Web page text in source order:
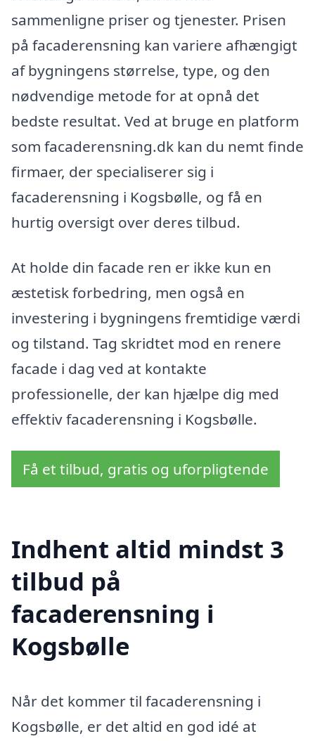
sammenligne priser og tjenester. Prisen
på facaderensning kan variere afhængigt
af bygningens størrelse, type, og den
nødvendige metode for at opnå det
bedste resultat. Ved at bruge en platform
som facaderensning.dk kan du nemt finde
firmaer, der specialiserer sig i
facaderensning i Kogsbølle, og få en
hurtig oversigt over deres tilbud.
At holde din facade ren er ikke kun en
æstetisk forbedring, men også en
investering i bygningens fremtidige værdi
og tilstand. Tag skridtet mod en renere
facade i dag ved at kontakte
professionelle, der kan hjælpe dig med
effektiv facaderensning i Kogsbølle.
Få et tilbud, gratis og uforpligtende
Indhent altid mindst 3
tilbud på
facaderensning i
Kogsbølle
Når det kommer til facaderensning i
Kogsbølle, er det altid en god idé at